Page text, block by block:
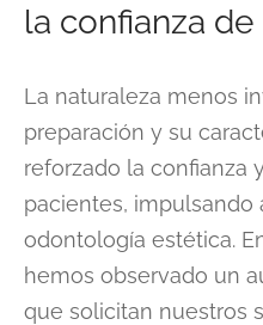
la confianza
La naturaleza menos
preparación y su
reforzado la confianza
pacientes, impulsando
odontología estética.
hemos observado un
que solicitan nuestros